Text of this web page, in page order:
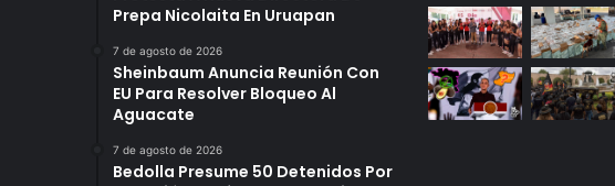
Prepa Nicolaita En Uruapan
7 de agosto de 2026
Sheinbaum Anuncia Reunión Con
EU Para Resolver Bloqueo Al
Aguacate
7 de agosto de 2026
Bedolla Presume 50 Detenidos Por